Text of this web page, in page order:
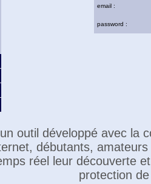
email :
password :
outil développé avec la
débutants,
réel leur découverte
protection